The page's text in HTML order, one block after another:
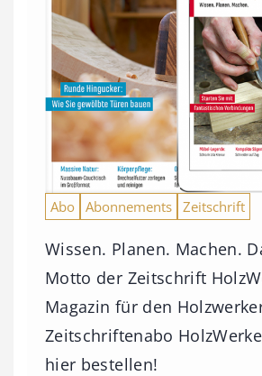
Abo Abonnements Zeitschrift
Wissen. Planen. Machen.
Motto der Zeitschrift
Magazin für den
Zeitschriftenabo
hier bestellen!